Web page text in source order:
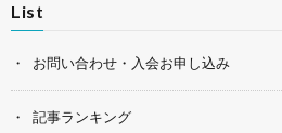
List
お問い合わせ・入会お申し込み
記事ランキング